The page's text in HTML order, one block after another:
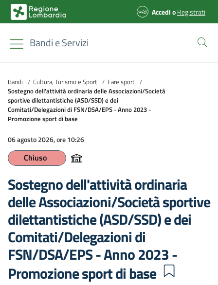
AccedioRegistrati
Bandi e Servizi
Bandi / Cultura, Turismo e Sport / Fare sport /
Sostegno dell'attività ordinaria delle Associazioni/Società
sportive dilettantistiche (ASD/SSD) e dei
Comitati/Delegazioni di FSN/DSA/EPS - Anno 2023 -
Promozione sport di base
06 agosto 2026, ore 10:26
Chiuso
Sostegno dell'attività ordinaria
delle Associazioni/Società sportive
dilettantistiche (ASD/SSD) e dei
Comitati/Delegazioni di
FSN/DSA/EPS - Anno 2023 -
Promozione sport di base